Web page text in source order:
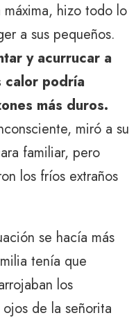
hizo todo lo
a sus pequeños.
y acurrucar a
calor podría
más duros.
miró a su
familiar, pero
los fríos extraños
se hacía más
tenía que
los
de la señorita